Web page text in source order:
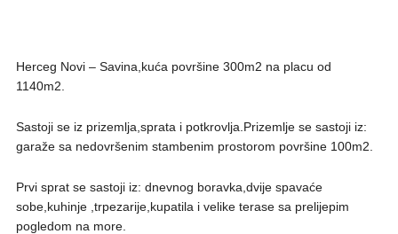
Herceg Novi – Savina,kuća površine 300m2 na placu od
1140m2.
Sastoji se iz prizemlja,sprata i potkrovlja.Prizemlje se sastoji iz:
garaže sa nedovršenim stambenim prostorom površine 100m2.
Prvi sprat se sastoji iz: dnevnog boravka,dvije spavaće
sobe,kuhinje ,trpezarije,kupatila i velike terase sa prelijepim
pogledom na more.